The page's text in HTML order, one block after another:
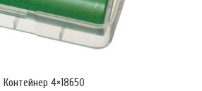
KeepPower P2655C размер 26650 с
Контейнер 4×18650